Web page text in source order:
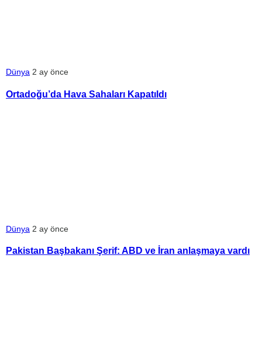
Dünya 2 ay önce
Ortadoğu’da Hava Sahaları Kapatıldı
Dünya 2 ay önce
Pakistan Başbakanı Şerif: ABD ve İran anlaşmaya vardı